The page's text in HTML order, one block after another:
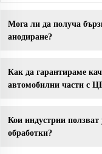
Мога ли да получа
анодиране?
Как да гарантираме
автомобилни части с
Кои индустрии ползват
обработки?